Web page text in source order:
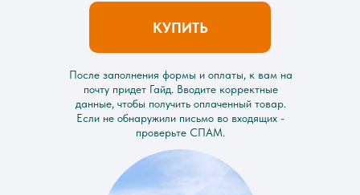
После заполнения формы и оплаты, к вам на
почту придет Гайд. Вводите корректные
данные, чтобы получить оплаченный товар.
Если не обнаружили письмо во входящих -
проверьте СПАМ.
КУПИТЬ